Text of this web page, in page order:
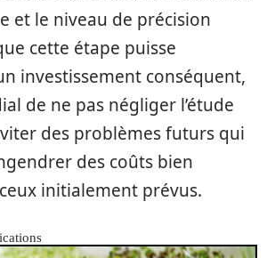
et le niveau de précision
cette étape puisse
investissement conséquent,
de ne pas négliger l’étude
des problèmes futurs qui
des coûts bien
initialement prévus.